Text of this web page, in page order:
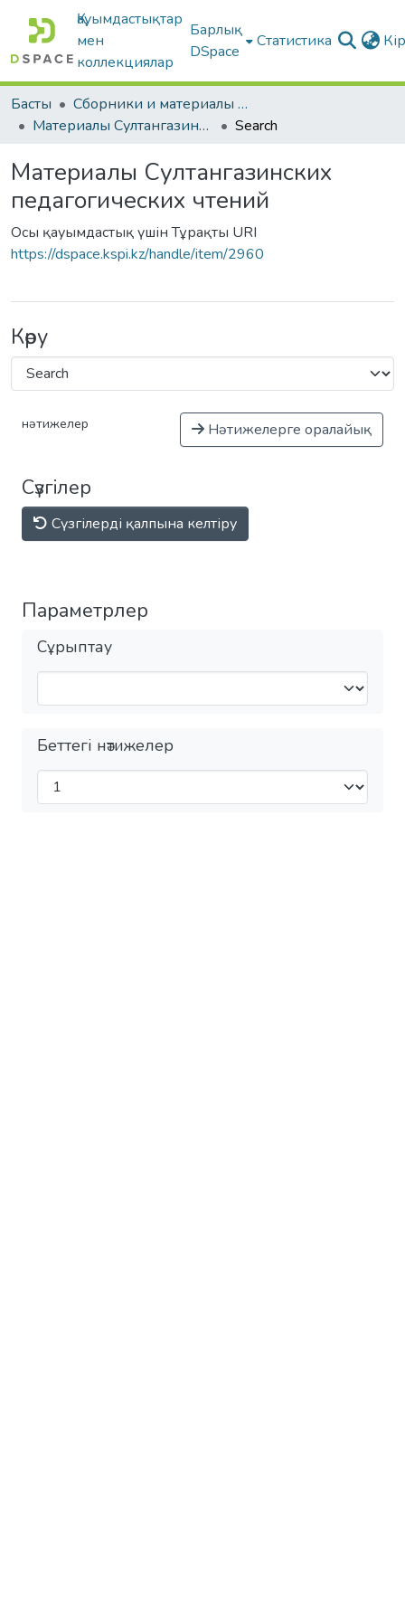
Қауымдастықтар
мен
коллекциялар
Барлық
DSpace
Статистика
Басты
Сборники и материалы конференций
Материалы Султангазинских педагогических чтений
Search
Материалы Султангазинских
педагогических чтений
Осы қауымдастық үшін Тұрақты URI
https://dspace.kspi.kz/handle/item/2960
Көру
нәтижелер Нәтижелерге оралайық
Сүзгілер
Сүзгілерді қалпына келтіру
Параметрлер
Сұрыптау
Беттегі нәтижелер